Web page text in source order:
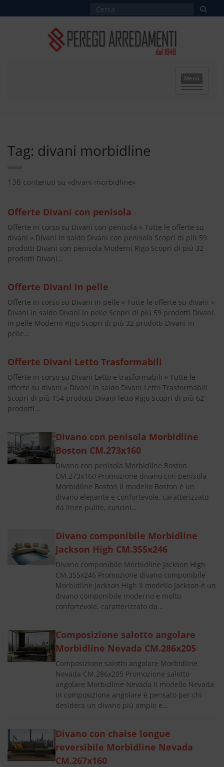
Menù
Tag: divani morbidline
138 contenuti su «divani morbidline»
Offerte Divani con penisola
Offerte in corso su Divani con penisola » Tutte le offerte su
divani » Divani in saldo Divani con penisola Scopri di più 59
prodotti Divani con penisola Moderni Rigo Scopri di più 32
prodotti Divani…
Offerte Divani in pelle
Offerte in corso su Divani in pelle » Tutte le offerte su divani »
Divani in saldo Divani in pelle Scopri di più 59 prodotti Divani
in pelle Moderni Rigo Scopri di più 32 prodotti Divani in
pelle…
Offerte Divani Letto Trasformabili
Offerte in corso su Divani Letto e trasformabili » Tutte le
offerte su divani » Divani in saldo Divani Letto Trasformabili
Scopri di più 154 prodotti Divani letto Rigo Scopri di più 62
prodotti…
Divano con penisola Morbidline
Boston CM.273x160
Divano con penisola Morbidline Boston
CM.273x160 Promozione divano con penisola
Morbidline Boston Il modello Boston è un
divano elegante e confortevole, caratterizzato
da linee pulite, cuscini…
Divano componibile Morbidline
Jackson High CM.355x246
Divano componibile Morbidline Jackson High
CM.355x246 Promozione divano componibile
Morbidline Jackson High Il modello Jackson è un
divano componibile moderno e molto
confortevole, caratterizzato da…
Composizione salotto angolare
Morbidline Nevada CM.286x205
Composizione salotto angolare Morbidline
Nevada CM.286x205 Promozione salotto
angolare Morbidline Nevada Il modello Nevada
in composizione angolare è pensato per chi
desidera un divano più ampio e…
Divano con chaise longue
reversibile Morbidline Nevada
CM.267x160